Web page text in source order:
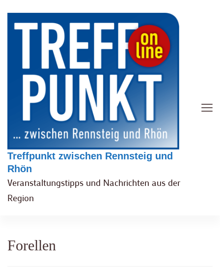
Treffpunkt zwischen Rennsteig und
Rhön
Veranstaltungstipps und Nachrichten aus der
Region
Forellen